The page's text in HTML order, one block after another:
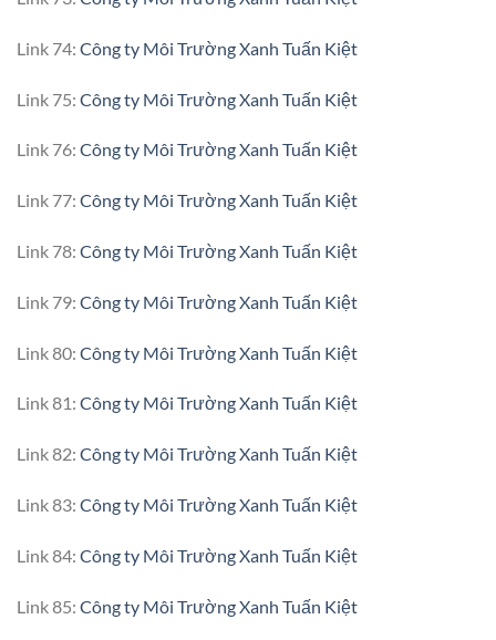
Link 74: Công ty Môi Trường Xanh Tuấn Kiệt
Link 75: Công ty Môi Trường Xanh Tuấn Kiệt
Link 76: Công ty Môi Trường Xanh Tuấn Kiệt
Link 77: Công ty Môi Trường Xanh Tuấn Kiệt
Link 78: Công ty Môi Trường Xanh Tuấn Kiệt
Link 79: Công ty Môi Trường Xanh Tuấn Kiệt
Link 80: Công ty Môi Trường Xanh Tuấn Kiệt
Link 81: Công ty Môi Trường Xanh Tuấn Kiệt
Link 82: Công ty Môi Trường Xanh Tuấn Kiệt
Link 83: Công ty Môi Trường Xanh Tuấn Kiệt
Link 84: Công ty Môi Trường Xanh Tuấn Kiệt
Link 85: Công ty Môi Trường Xanh Tuấn Kiệt